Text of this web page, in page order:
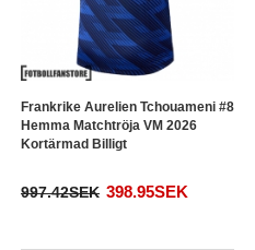
Frankrike Aurelien Tchouameni #8
Hemma Matchtröja VM 2026
Kortärmad Billigt
997.42SEK 398.95SEK